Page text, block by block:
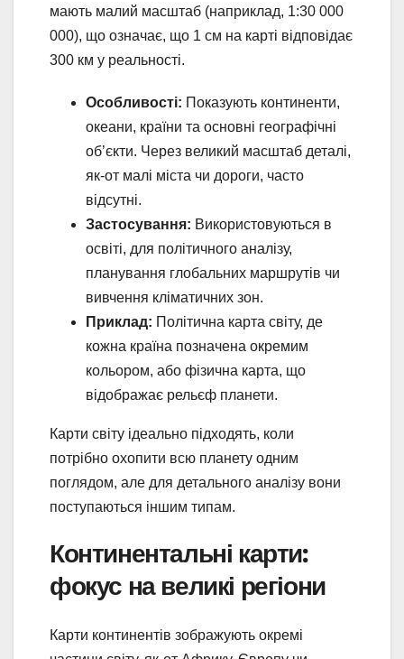
мають малий масштаб (наприклад, 1:30 000
000), що означає, що 1 см на карті відповідає
300 км у реальності.
Особливості: Показують континенти,
океани, країни та основні географічні
об’єкти. Через великий масштаб деталі,
як-от малі міста чи дороги, часто
відсутні.
Застосування: Використовуються в
освіті, для політичного аналізу,
планування глобальних маршрутів чи
вивчення кліматичних зон.
Приклад: Політична карта світу, де
кожна країна позначена окремим
кольором, або фізична карта, що
відображає рельєф планети.
Карти світу ідеально підходять, коли
потрібно охопити всю планету одним
поглядом, але для детального аналізу вони
поступаються іншим типам.
Континентальні карти:
фокус на великі регіони
Карти континентів зображують окремі